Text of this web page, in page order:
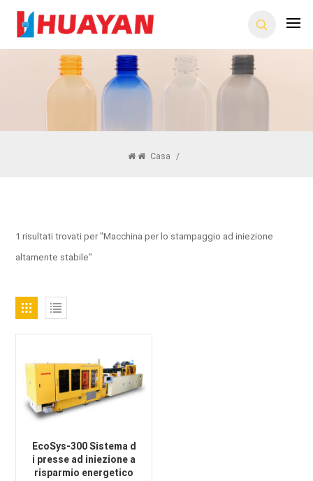
Casa /
1 risultati trovati per "Macchina per lo stampaggio ad iniezione
altamente stabile"
EcoSys-300 Sistema d
i presse ad iniezione a
risparmio energetico